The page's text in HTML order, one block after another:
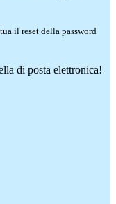
il reset della password
di posta elettronica!